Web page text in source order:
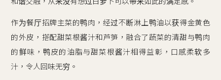
作为餐厅招牌主菜的鸭肉，经过不断淋上鸭油以获得金黄色
的外皮，搭配甜菜根酱汁和芦笋，融合了蔬菜的清甜与鸭肉
的鲜味，鸭皮的油脂与甜菜根酱汁相得益彰，口感柔软多
汁，令人回味无穷。